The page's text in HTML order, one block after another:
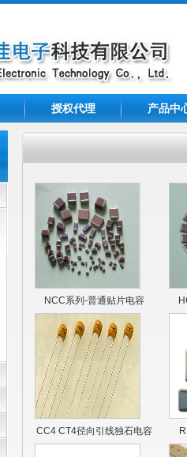
授权代理 产品中
NCC系列-普通贴片电容
CC4 CT4径向引线独石电容